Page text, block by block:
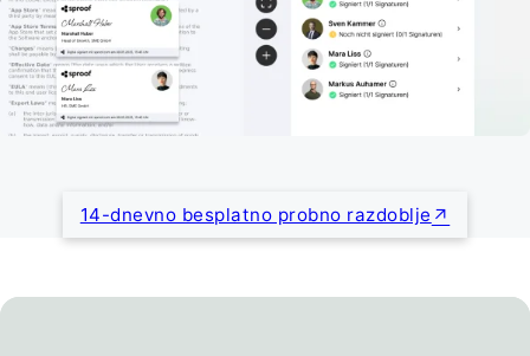
14-dnevno besplatno probno razdoblje